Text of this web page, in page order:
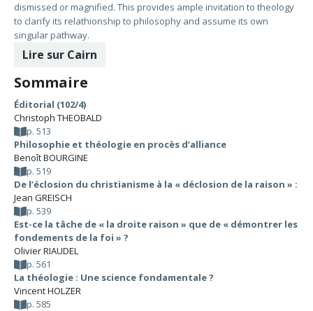
dismissed or magnified. This provides ample invitation to theology
to clarify its relathionship to philosophy and assume its own
singular pathway.
Lire sur Cairn
Sommaire
Éditorial (102/4)
Christoph THEOBALD
p. 513
Philosophie et théologie en procès d’alliance
Benoît BOURGINE
p. 519
De l’éclosion du christianisme à la « déclosion de la raison » :
Jean GREISCH
p. 539
Est-ce la tâche de « la droite raison » que de « démontrer les
fondements de la foi » ?
Olivier RIAUDEL
p. 561
La théologie : Une science fondamentale ?
Vincent HOLZER
p. 585